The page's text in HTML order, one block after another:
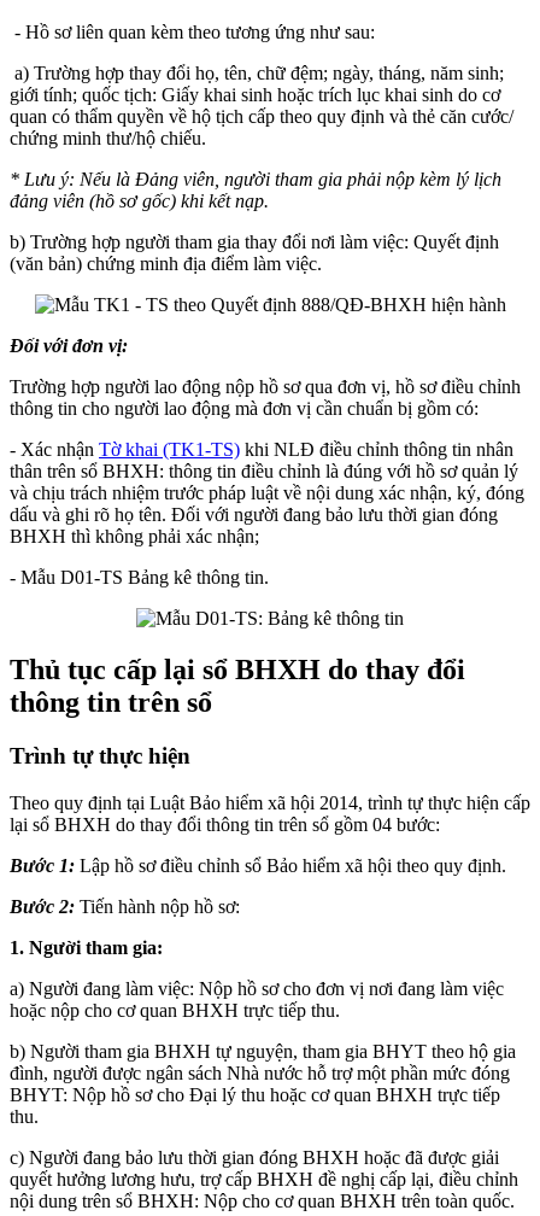
- Hồ sơ liên quan kèm theo tương ứng như sau:
a) Trường hợp thay đổi họ, tên, chữ đệm; ngày, tháng, năm sinh;
giới tính; quốc tịch: Giấy khai sinh hoặc trích lục khai sinh do cơ
quan có thẩm quyền về hộ tịch cấp theo quy định và thẻ căn cước/
chứng minh thư/hộ chiếu.
* Lưu ý: Nếu là Đảng viên, người tham gia phải nộp kèm lý lịch
đảng viên (hồ sơ gốc) khi kết nạp.
b) Trường hợp người tham gia thay đổi nơi làm việc: Quyết định
(văn bản) chứng minh địa điểm làm việc.
Đối với đơn vị:
Trường hợp người lao động nộp hồ sơ qua đơn vị, hồ sơ điều chỉnh
thông tin cho người lao động mà đơn vị cần chuẩn bị gồm có:
- Xác nhận Tờ khai (TK1-TS) khi NLĐ điều chỉnh thông tin nhân
thân trên sổ BHXH: thông tin điều chỉnh là đúng với hồ sơ quản lý
và chịu trách nhiệm trước pháp luật về nội dung xác nhận, ký, đóng
dấu và ghi rõ họ tên. Đối với người đang bảo lưu thời gian đóng
BHXH thì không phải xác nhận;
- Mẫu D01-TS Bảng kê thông tin.
Thủ tục cấp lại sổ BHXH do thay đổi
thông tin trên sổ
Trình tự thực hiện
Theo quy định tại Luật Bảo hiểm xã hội 2014, trình tự thực hiện cấp
lại sổ BHXH do thay đổi thông tin trên sổ gồm 04 bước:
Bước 1: Lập hồ sơ điều chỉnh sổ Bảo hiểm xã hội theo quy định.
Bước 2: Tiến hành nộp hồ sơ:
1. Người tham gia:
a) Người đang làm việc: Nộp hồ sơ cho đơn vị nơi đang làm việc
hoặc nộp cho cơ quan BHXH trực tiếp thu.
b) Người tham gia BHXH tự nguyện, tham gia BHYT theo hộ gia
đình, người được ngân sách Nhà nước hỗ trợ một phần mức đóng
BHYT: Nộp hồ sơ cho Đại lý thu hoặc cơ quan BHXH trực tiếp
thu.
c) Người đang bảo lưu thời gian đóng BHXH hoặc đã được giải
quyết hưởng lương hưu, trợ cấp BHXH đề nghị cấp lại, điều chỉnh
nội dung trên sổ BHXH: Nộp cho cơ quan BHXH trên toàn quốc.